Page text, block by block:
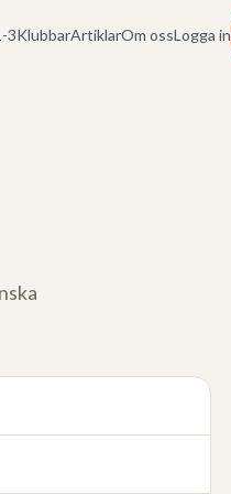
3KlubbarArtiklarOm ossLogga in